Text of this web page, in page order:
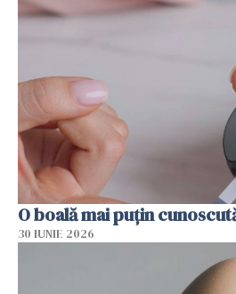
O boală mai puțin
30 IUNIE 2026